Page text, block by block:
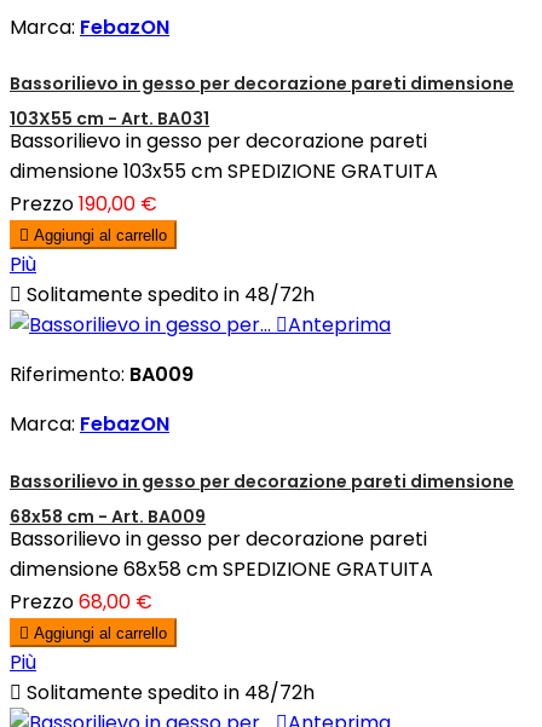
Marca: FebazON
Bassorilievo in gesso per decorazione pareti dimensione
103X55 cm - Art. BA031
Bassorilievo in gesso per decorazione pareti
dimensione 103x55 cm SPEDIZIONE GRATUITA
Prezzo190,00 €
 Aggiungi al carrello
Più
 Solitamente spedito in 48/72h
Anteprima
Riferimento: BA009
Marca: FebazON
Bassorilievo in gesso per decorazione pareti dimensione
68x58 cm - Art. BA009
Bassorilievo in gesso per decorazione pareti
dimensione 68x58 cm SPEDIZIONE GRATUITA
Prezzo68,00 €
 Aggiungi al carrello
Più
 Solitamente spedito in 48/72h